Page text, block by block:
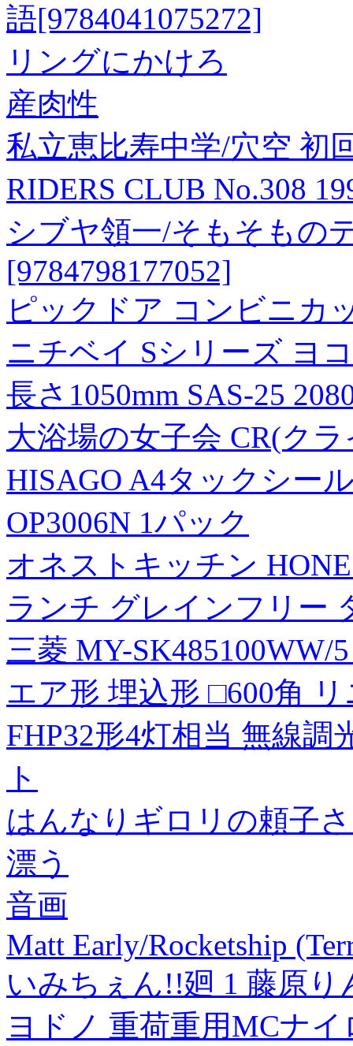
語[9784041075272]
リングにかけろ
産肉性
私立恵比寿中学/穴空 初
RIDERS CLUB No.308
シブヤ領一/そもそもの
[9784798177052]
ピックドア コンビニカ
ニチベイ Sシリーズ ヨ
長さ1050mm SAS-25
大浴場の女子会 CR(ク
HISAGO A4タックシー
OP3006N 1パック
オネストキッチン
ランチ グレインフリー
三菱 MY-
エア形 埋込形 □600角
FHP32形4灯相当 無線
ト
はんなりギロリの頼子
漂う
音画
Matt Early/Rocketship
いみちぇん!!廻 1 藤原
ヨドノ 重荷重用MCナ